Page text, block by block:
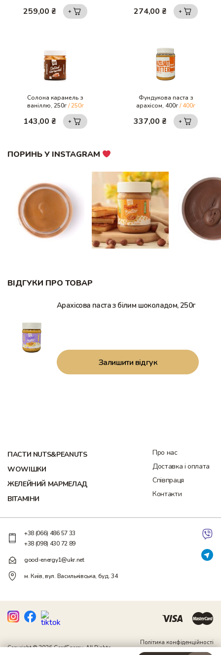
259,00₴ 274,00₴
Солона карамель з
ваніллю, 250г / 250г
143,00₴
Фундукова паста з
арахісом, 400г/ 400г
337,00₴
ПОРИНЬ У INSTAGRAM
ВІДГУКИ ПРО ТОВАР
Арахісова паста з білим шоколадом, 250г
Залишити відгук
ПАСТИ NUTS&PEANUTS
WOWІШКИ
ЖЕЛЕЙНИЙ МАРМЕЛАД
ВІТАМІНИ
Про нас
Доставка і оплата
Співпраця
Контакти
+38 (066) 486 57 33
+38 (098) 430 72 89
good-energy1@ukr.net
м. Київ, вул. Васильківська, буд. 34
Copyright © 2026 GoodEnergy. All Rights
Політика конфіденційності
Договір публічної оферти